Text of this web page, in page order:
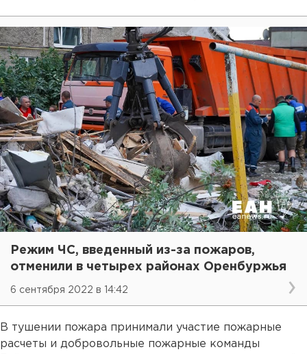
Режим ЧС, введенный из-за пожаров,
отменили в четырех районах Оренбуржья
6 сентября 2022 в 14:42
В тушении пожара принимали участие пожарные
расчеты и добровольные пожарные команды